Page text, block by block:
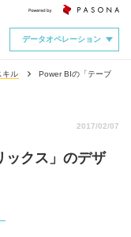
データオペレーション
キル
Power BIの「テーブ
2017/02/07
ックス」のデザ